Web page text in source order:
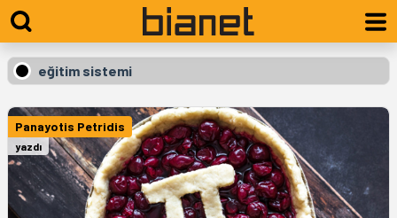
eğitim sistemi
Panayotis Petridis
yazdı